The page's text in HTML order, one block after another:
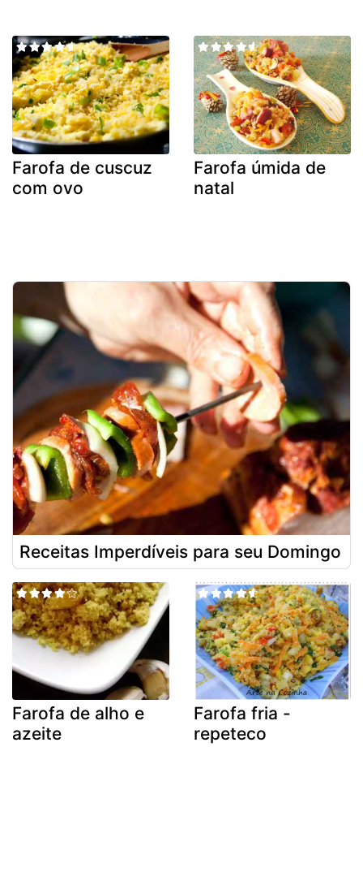
Farofa de cuscuz
com ovo
Farofa úmida de
natal
Receitas Imperdíveis para seu Domingo
Farofa de alho e
azeite
Farofa fria -
repeteco